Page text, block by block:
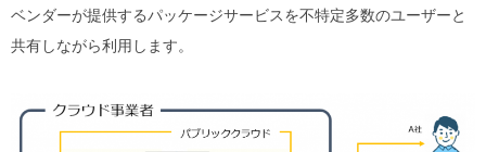
ベンダーが提供するパッケージサービスを不特定多数のユーザーと
共有しながら利用します。